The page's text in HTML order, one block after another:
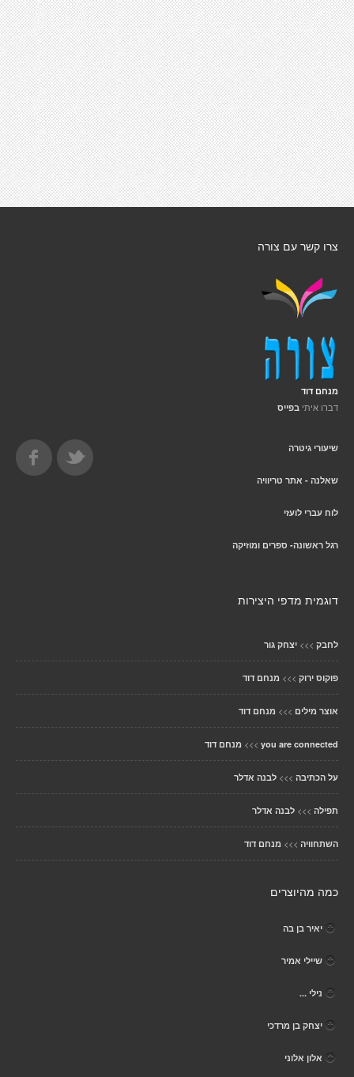
צרו קשר עם צורה
מנחם דוד
דברו איתי בפייס
שיעורי גיטרה
שאלנה - אתר טריוויה
לוח עברי לועזי
רגל ראשונה- ספרים ומוזיקה
דוגמית מדפי היצירות
לחבק >>> יצחק גור
פוקוס ירוק >>> מנחם דוד
אוצר מילים >>> מנחם דוד
you are connected
>>> מנחם דוד
על הכתיבה >>> לבנה אדלר
תפילה >>> לבנה אדלר
השתחוויה >>> מנחם דוד
כמה מהיוצרים
יאיר בן בה
שיילי אמיר
נילי ...
יצחק בן מרדכי
אלון אלוני